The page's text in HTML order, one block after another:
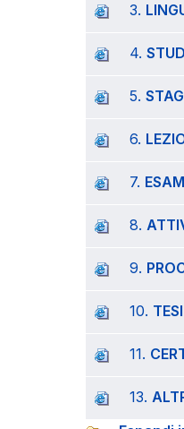
3.
4.
5.
6.
7.
8.
9.
10.
11.
13.